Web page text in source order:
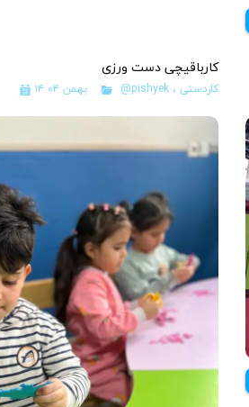
کارباقیچی دست ورزی
۱۴ بهمن ۰۴ @pishyek، کاردستی